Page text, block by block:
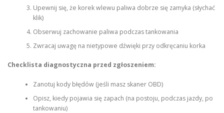
Upewnij się, że korek wlewu paliwa dobrze się zamyka (słychać
klik)
Obserwuj zachowanie paliwa podczas tankowania
Zwracaj uwagę na nietypowe dźwięki przy odkręcaniu korka
Checklista diagnostyczna przed zgłoszeniem:
Zanotuj kody błędów (jeśli masz skaner OBD)
Opisz, kiedy pojawia się zapach (na postoju, podczas jazdy, po
tankowaniu)